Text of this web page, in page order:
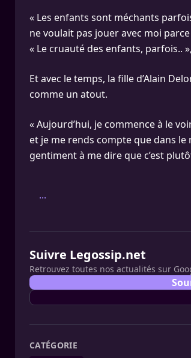
« Les enfants sont méchants
ne voulait pas jouer avec moi
« Le cruauté des enfants, parfois..
Et avec le temps, la fille d’Alain
comme un atout.
« Aujourd’hui, je commence à le
et je me rends compte que dans le
gentiment à me dire que c’est
...
Suivre Legossip.net
Retrouvez toutes nos actualités sur
CATÉGORIE